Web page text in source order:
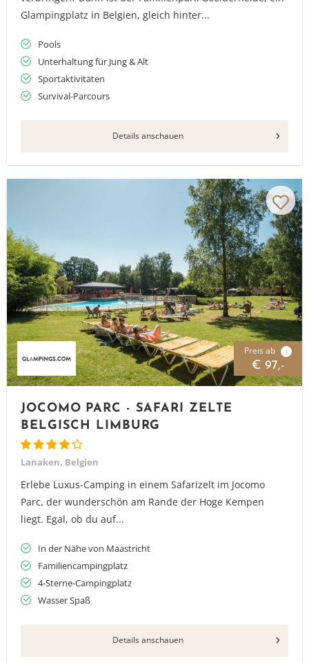
Glampingplatz in Belgien, gleich hinter...
Pools
Unterhaltung für Jung & Alt
Sportaktivitäten
Survival-Parcours
Details anschauen
Preis ab i
€ 97,-
JOCOMO PARC - SAFARI ZELTE
BELGISCH LIMBURG
Lanaken, Belgien
Erlebe Luxus-Camping in einem Safarizelt im Jocomo
Parc, der wunderschön am Rande der Hoge Kempen
liegt. Egal, ob du auf...
In der Nähe von Maastricht
Familiencampingplatz
4-Sterne-Campingplatz
Wasser Spaß
Details anschauen